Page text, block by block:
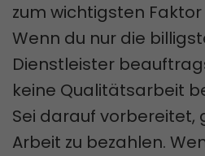
zum wichtigsten
Wenn du nur die
Dienstleister
keine Qualitätsarbeit
Sei darauf vorbereitet,
Arbeit zu bezahlen.